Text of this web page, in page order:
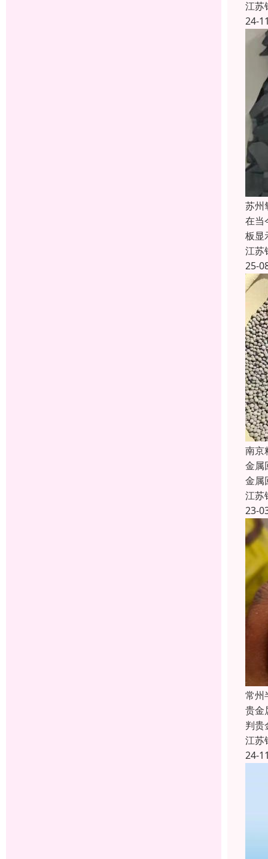
江苏
24-
苏州
在当
板显
江苏
25-
南京
金属
金属
江苏
23-
常州
贵金
判贵
江苏
24-